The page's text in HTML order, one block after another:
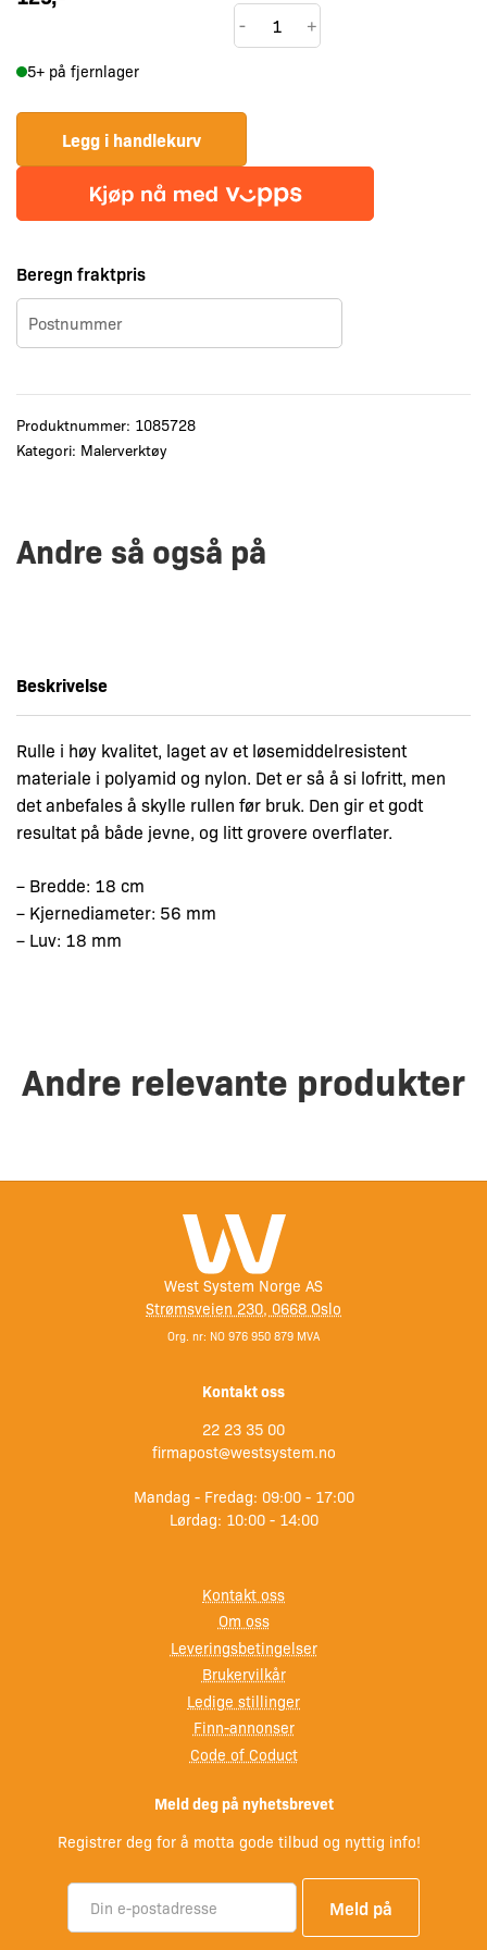
Schuller
Malerulle
antall
- +
5+ på fjernlager
Legg i handlekurv
Beregn fraktpris
Produktnummer: 1085728
Kategori: Malerverktøy
Andre så også på
Beskrivelse
Rulle i høy kvalitet, laget av et løsemiddelresistent
materiale i polyamid og nylon. Det er så å si lofritt, men
det anbefales å skylle rullen før bruk. Den gir et godt
resultat på både jevne, og litt grovere overflater.
– Bredde: 18 cm
– Kjernediameter: 56 mm
– Luv: 18 mm
Andre relevante produkter
West System Norge AS
Strømsveien 230, 0668 Oslo
Org. nr: NO 976 950 879 MVA
Kontakt oss
22 23 35 00
firmapost@westsystem.no
Mandag - Fredag: 09:00 - 17:00
Lørdag: 10:00 - 14:00
Kontakt oss
Om oss
Leveringsbetingelser
Brukervilkår
Ledige stillinger
Finn-annonser
Code of Coduct
Meld deg på nyhetsbrevet
Registrer deg for å motta gode tilbud og nyttig info!